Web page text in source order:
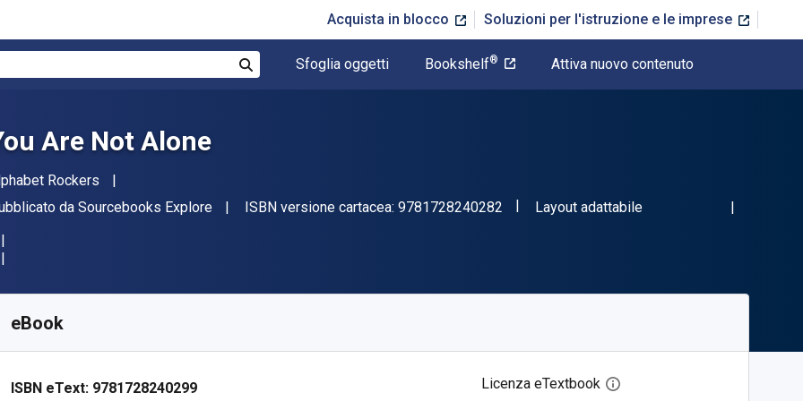
Acquista in blocco Soluzioni per l'istruzione e le imprese
Sfoglia oggetti Bookshelf® Attiva nuovo contenuto
Are Not Alone
Rockers
da Sourcebooks Explore ISBN versione cartacea: 9781728240282 "ISBN-13 9781728240282"
Formato
Layout adattabile
eBook
ISBN eText: 9781728240299 Licenza eTextbook Apri la finestra di dialogo